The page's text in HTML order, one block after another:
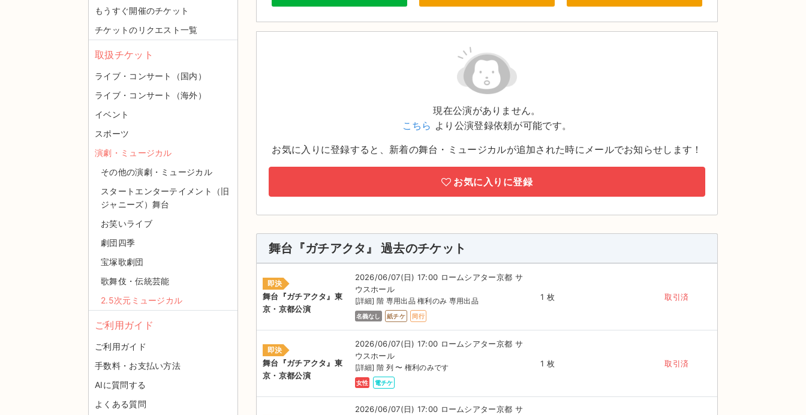
現在公演がありません。
こちら より公演登録依頼が可能です。
お気に入りに登録すると、新着の舞台・ミュージカルが追加された時にメールでお知らせします！
お気に入りに登録
舞台『ガチアクタ』 過去のチケット
即決
舞台『ガチアクタ』東
京・京都公演
2026/06/07(日) 17:00 ロームシアター京都 サ
ウスホール
[詳細] 階 専用出品 権利のみ 専用出品
名義なし 紙チケ 同行
1 枚 取引済
即決
舞台『ガチアクタ』東
京・京都公演
2026/06/07(日) 17:00 ロームシアター京都 サ
ウスホール
[詳細] 階 列 〜 権利のみです
女性 電チケ
1 枚 取引済
2026/06/07(日) 17:00 ロームシアター京都 サ
もうすぐ開催のチケット
チケットのリクエスト一覧
取扱チケット
ライブ・コンサート（国内）
ライブ・コンサート（海外）
イベント
スポーツ
演劇・ミュージカル
その他の演劇・ミュージカル
スタートエンターテイメント（旧
ジャニーズ）舞台
お笑いライブ
劇団四季
宝塚歌劇団
歌舞伎・伝統芸能
2.5次元ミュージカル
ご利用ガイド
ご利用ガイド
手数料・お支払い方法
AIに質問する
よくある質問